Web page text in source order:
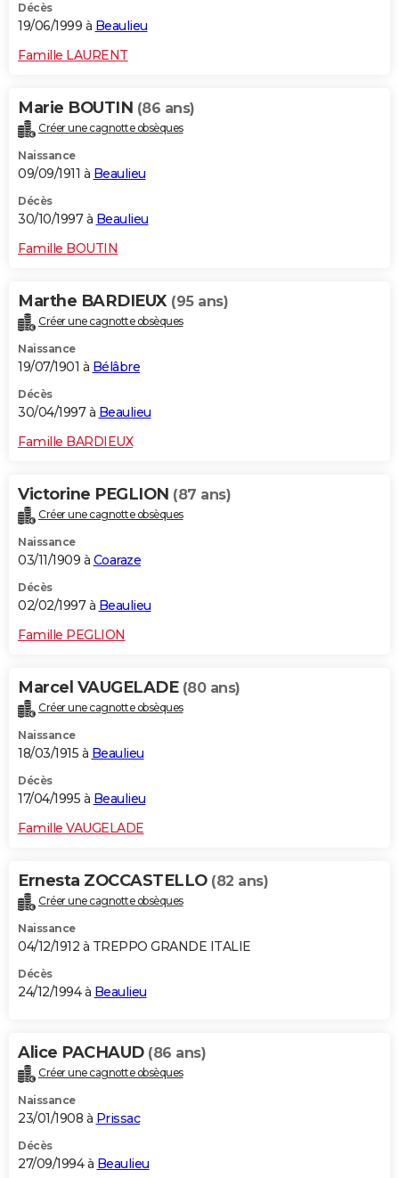
Décès
19/06/1999 à Beaulieu
Famille LAURENT
Marie BOUTIN (86 ans)
Créer une cagnotte obsèques
Naissance
09/09/1911 à Beaulieu
Décès
30/10/1997 à Beaulieu
Famille BOUTIN
Marthe BARDIEUX (95 ans)
Créer une cagnotte obsèques
Naissance
19/07/1901 à Bélâbre
Décès
30/04/1997 à Beaulieu
Famille BARDIEUX
Victorine PEGLION (87 ans)
Créer une cagnotte obsèques
Naissance
03/11/1909 à Coaraze
Décès
02/02/1997 à Beaulieu
Famille PEGLION
Marcel VAUGELADE (80 ans)
Créer une cagnotte obsèques
Naissance
18/03/1915 à Beaulieu
Décès
17/04/1995 à Beaulieu
Famille VAUGELADE
Ernesta ZOCCASTELLO (82 ans)
Créer une cagnotte obsèques
Naissance
04/12/1912 à TREPPO GRANDE ITALIE
Décès
24/12/1994 à Beaulieu
Alice PACHAUD (86 ans)
Créer une cagnotte obsèques
Naissance
23/01/1908 à Prissac
Décès
27/09/1994 à Beaulieu